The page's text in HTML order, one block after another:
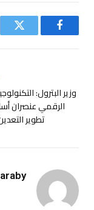
فيسبوك تويتر
وزير البترول:
الرقمي عنصران
تطوير